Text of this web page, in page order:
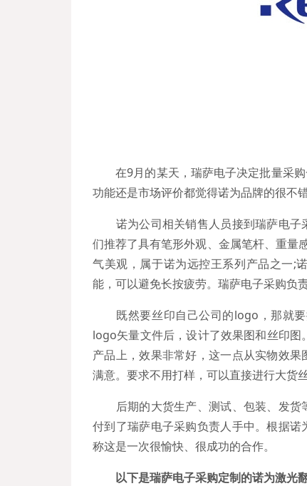
在9月的某天，瑞萨电子决定批量采
功能还是市场评价都觉得诺为品牌的很不
诺为公司相关销售人员接到瑞萨电子
们推荐了具有笔形外观、金属笔杆、重量
气美观，属于诺为远控王系列产品之一;
能，可以避免长按疲劳。瑞萨电子采购负
既然要丝印自己公司的logo，那就要
logo矢量文件后，设计了效果图和丝印
产品上，效果非常好，这一点从实物效
满意。要求不用打样，可以直接进行大货丝
后期的大货生产、测试、包装、发货
付到了瑞萨电子采购负责人手中。根据
称这是一次很愉快、很成功的合作。
以下是瑞萨电子采购定制的诺为激光